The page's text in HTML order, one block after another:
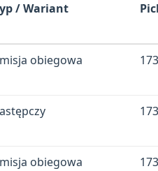
/ Wariant
obiegowa
obiegowa